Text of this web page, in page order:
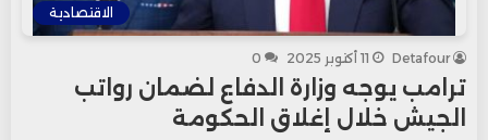
الاقتصادية
Detafour 11 أكتوبر 2025 0
ترامب يوجه وزارة الدفاع لضمان رواتب
الجيش خلال إغلاق الحكومة